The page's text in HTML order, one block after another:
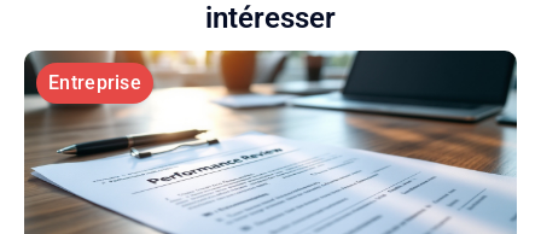
intéresser
Entreprise